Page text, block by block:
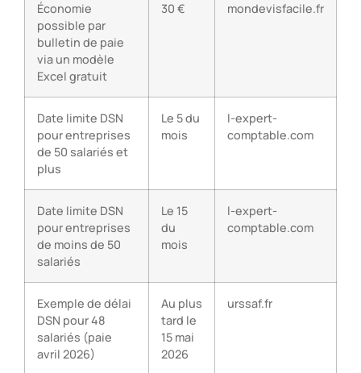
Économie
possible par
bulletin de paie
via un modèle
Excel gratuit
30 € mondevisfacile.fr
Date limite DSN
pour entreprises
de 50 salariés et
plus
Le 5 du
mois
l-expert-
comptable.com
Date limite DSN
pour entreprises
de moins de 50
salariés
Le 15
du
mois
l-expert-
comptable.com
Exemple de délai
DSN pour 48
salariés (paie
avril 2026)
Au plus
tard le
15 mai
2026
urssaf.fr